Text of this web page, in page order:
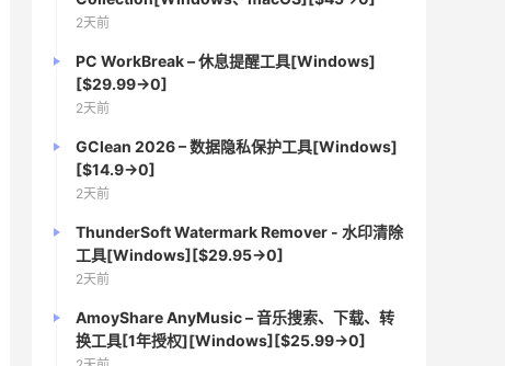
2天前
PC WorkBreak – 休息提醒工具[Windows]
[$29.99→0]
2天前
GClean 2026 – 数据隐私保护工具[Windows]
[$14.9→0]
2天前
ThunderSoft Watermark Remover - 水印清除
工具[Windows][$29.95→0]
2天前
AmoyShare AnyMusic – 音乐搜索、下载、转
换工具[1年授权][Windows][$25.99→0]